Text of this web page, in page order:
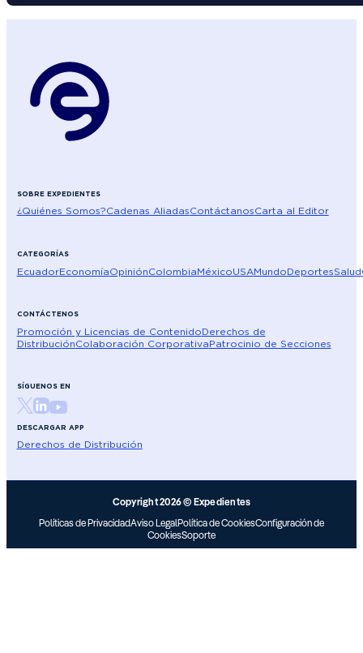
SOBRE EXPEDIENTES
¿Quiénes Somos?Cadenas AliadasContáctanosCarta al Editor
CATEGORÍAS
EcuadorEconomíaOpiniónColombiaMéxicoUSAMundoDeportesSalud
CONTÁCTENOS
Promoción y Licencias de ContenidoDerechos de
DistribuciónColaboración CorporativaPatrocinio de Secciones
SÍGUENOS EN
DESCARGAR APP
Derechos de Distribución
Copyright 2026 © Expedientes
Políticas de PrivacidadAviso LegalPolítica de CookiesConfiguración de
CookiesSoporte